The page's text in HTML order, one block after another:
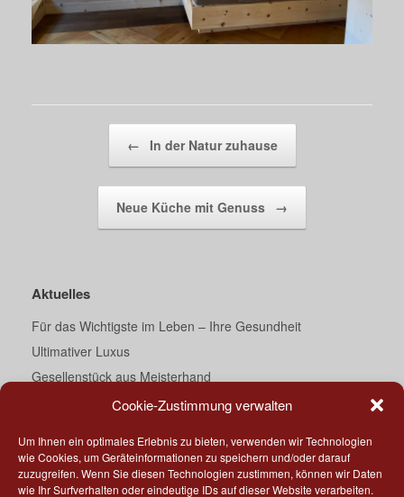
Cookie-Zustimmung verwalten
Um Ihnen ein optimales Erlebnis zu bieten, verwenden wir Technologien
wie Cookies, um Geräteinformationen zu speichern und/oder darauf
zuzugreifen. Wenn Sie diesen Technologien zustimmen, können wir Daten
wie Ihr Surfverhalten oder eindeutige IDs auf dieser Website verarbeiten.
← In der Natur zuhause
Neue Küche mit Genuss →
Aktuelles
Für das Wichtigste im Leben – Ihre Gesundheit
Ultimativer Luxus
Gesellenstück aus Meisterhand
Ein Traum von Bad
Küche meets Corian®
„Geschmackssache“